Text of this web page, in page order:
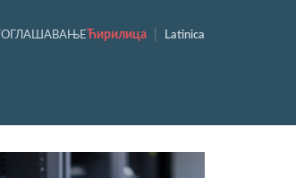
ОГЛАШАВАЊЕ Ћирилица Latinica